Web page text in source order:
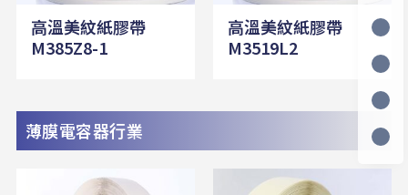
高溫美紋紙膠帶
M385Z8-1
高溫美紋紙膠帶
M3519L2
薄膜電容器行業